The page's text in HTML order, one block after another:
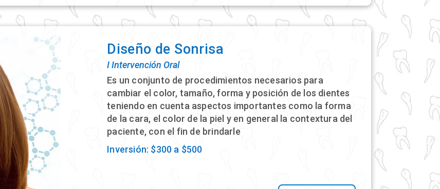
Diseño de Sonrisa
Ι Intervención Oral
Es un conjunto de procedimientos necesarios para
cambiar el color, tamaño, forma y posición de los dientes
teniendo en cuenta aspectos importantes como la forma
de la cara, el color de la piel y en general la contextura del
paciente, con el fin de brindarle
Inversión: $300 a $500